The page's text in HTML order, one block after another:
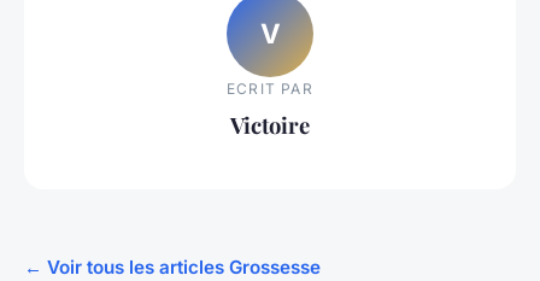
V
ECRIT PAR
Victoire
← Voir tous les articles Grossesse